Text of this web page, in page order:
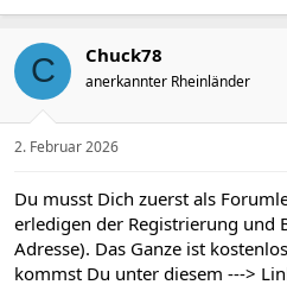
C Chuck78
anerkannter Rheinländer
2. Februar 2026
Du musst Dich zuerst als
erledigen der Registrierung und
Adresse). Das Ganze ist
kommst Du unter diesem --->